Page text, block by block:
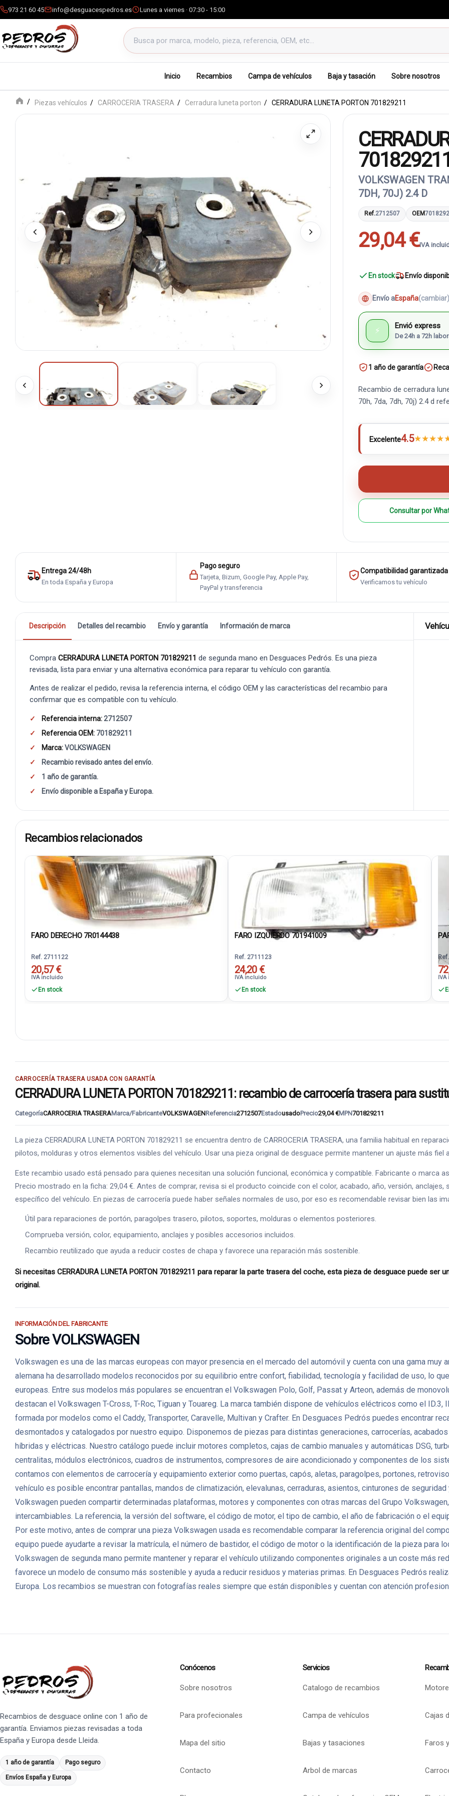
973 21 60 45 info@desguacespedros.es Lunes a viernes · 07:30 - 15:00
Buscar productos
Inicio Recambios Campa de vehículos Baja y tasación Sobre nosotros
Piezas vehículos CARROCERIA TRASERA Cerradura luneta porton CERRADURA LUNETA PORTON 701829211
VOLKSWAGEN
7DH, 70J) 2.4 D
Ref.2712507 OEM
29,04 €IVA
En stock Envío
Envío aEspaña(cambiar)
⚡ Envió express
De 24h a 72h
1 año de garantía
Recambio de cerradura
70h, 7da, 7dh, 70j) 2.4 d
Excelente4.5★★★★
Consultar por
Entrega 24/48h
En toda España y Europa
Pago seguro
Tarjeta, Bizum, Google Pay, Apple Pay,
PayPal y transferencia
Compatibilidad garantizada
Verificamos tu vehículo
Descripción Detalles del recambio Envío y garantía Información de marca
Compra CERRADURA LUNETA PORTON 701829211 de segunda mano en Desguaces Pedrós. Es una pieza
revisada, lista para enviar y una alternativa económica para reparar tu vehículo con garantía.
Antes de realizar el pedido, revisa la referencia interna, el código OEM y las características del recambio para
confirmar que es compatible con tu vehículo.
Referencia interna:2712507
Referencia OEM: 701829211
Marca:VOLKSWAGEN
Recambio revisado antes del envío.
1 año de garantía.
Envío disponible a España y Europa.
Recambios relacionados
FARO DERECHO 7R0144438
Ref. 2711122
20,57 €
IVA incluido
En stock
FARO IZQUIERDO 701941009
Ref. 2711123
24,20 €
IVA incluido
En stock
CARROCERÍA TRASERA USADA CON GARANTÍA
CERRADURA LUNETA PORTON 701829211: recambio de carrocería trasera para
CategoríaCARROCERIA TRASERAMarca/FabricanteVOLKSWAGENReferencia2712507EstadousadoPrecio29,04 €MPN701829211
La pieza CERRADURA LUNETA PORTON 701829211 se encuentra dentro de CARROCERIA TRASERA, una familia habitual en
pilotos, molduras y otros elementos visibles del vehículo. Usar una pieza original de desguace permite mantener un ajuste más fiel
Este recambio usado está pensado para quienes necesitan una solución funcional, económica y compatible. Fabricante o marca
Precio mostrado en la ficha: 29,04 €. Antes de comprar, revisa si el producto coincide con el color, acabado, año, versión,
específico del vehículo. En piezas de carrocería puede haber señales normales de uso, por eso es recomendable revisar bien las
Útil para reparaciones de portón, paragolpes trasero, pilotos, soportes, molduras o elementos posteriores.
Comprueba versión, color, equipamiento, anclajes y posibles accesorios incluidos.
Recambio reutilizado que ayuda a reducir costes de chapa y favorece una reparación más sostenible.
Si necesitas CERRADURA LUNETA PORTON 701829211 para reparar la parte trasera del coche, esta pieza de desguace puede
original.
INFORMACIÓN DEL FABRICANTE
Sobre VOLKSWAGEN
Volkswagen es una de las marcas europeas con mayor presencia en el mercado del automóvil y cuenta con una gama muy
alemana ha desarrollado modelos reconocidos por su equilibrio entre confort, fiabilidad, tecnología y facilidad de uso, lo
europeas. Entre sus modelos más populares se encuentran el Volkswagen Polo, Golf, Passat y Arteon, además de
destacan el Volkswagen T-Cross, T-Roc, Tiguan y Touareg. La marca también dispone de vehículos eléctricos como el ID.3,
formada por modelos como el Caddy, Transporter, Caravelle, Multivan y Crafter. En Desguaces Pedrós puedes encontrar
desmontados y catalogados por nuestro equipo. Disponemos de piezas para distintas generaciones, carrocerías,
híbridas y eléctricas. Nuestro catálogo puede incluir motores completos, cajas de cambio manuales y automáticas DSG,
centralitas, módulos electrónicos, cuadros de instrumentos, compresores de aire acondicionado y componentes de los
contamos con elementos de carrocería y equipamiento exterior como puertas, capós, aletas, paragolpes, portones,
vehículo es posible encontrar pantallas, mandos de climatización, elevalunas, cerraduras, asientos, cinturones de
Volkswagen pueden compartir determinadas plataformas, motores y componentes con otras marcas del Grupo
intercambiables. La referencia, la versión del software, el código de motor, el tipo de cambio, el año de fabricación o el
Por este motivo, antes de comprar una pieza Volkswagen usada es recomendable comparar la referencia original del
equipo puede ayudarte a revisar la matrícula, el número de bastidor, el código de motor o la identificación de la pieza para
Volkswagen de segunda mano permite mantener y reparar el vehículo utilizando componentes originales a un coste más
favorece un modelo de consumo más sostenible y ayuda a reducir residuos y materias primas. En Desguaces Pedrós
Europa. Los recambios se muestran con fotografías reales siempre que están disponibles y cuentan con atención
Recambios de desguace online con 1 año de
garantía. Enviamos piezas revisadas a toda
España y Europa desde Lleida.
1 año de garantía Pago seguro
Envíos España y Europa
Conócenos
Sobre nosotros
Para profecionales
Mapa del sitio
Contacto
Servicios
Catalogo de recambios
Campa de vehículos
Bajas y tasaciones
Arbol de marcas
Cajas
Faros